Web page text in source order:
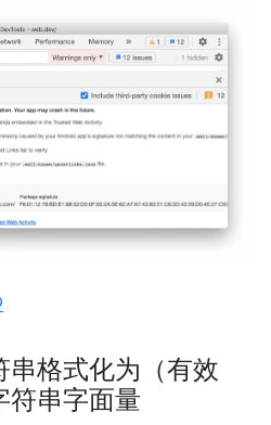
格式化为（有效
符串字面量